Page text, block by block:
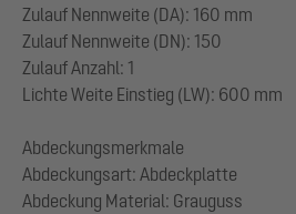
Zulauf Nennweite (DA): 160 mm
Zulauf Nennweite (DN): 150
Zulauf Anzahl: 1
Lichte Weite Einstieg (LW): 600 mm
Abdeckungsmerkmale
Abdeckungsart: Abdeckplatte
Abdeckung Material: Grauguss